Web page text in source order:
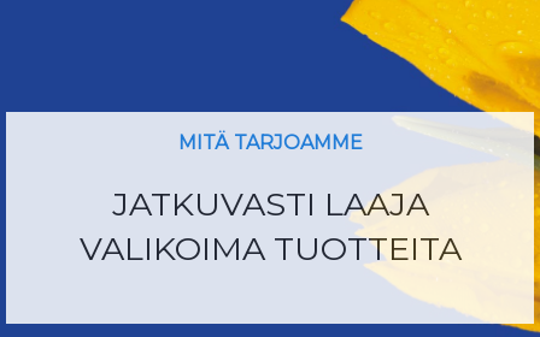
MITÄ TARJOAMME
JATKUVASTI LAAJA
VALIKOIMA TUOTTEITA